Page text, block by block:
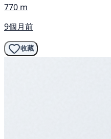
770 m
9個月前
收藏